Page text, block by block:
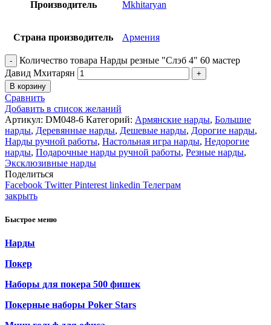
Производитель Mkhitaryan
Страна производитель Армения
Количество товара Нарды резные "Слэб 4" 60 мастер
Давид Мхитарян
В корзину
Сравнить
Добавить в список желаний
Артикул: DM048-6 Категорий: Армянские нарды, Большие
нарды, Деревянные нарды, Дешевые нарды, Дорогие нарды,
Нарды ручной работы, Настольная игра нарды, Недорогие
нарды, Подарочные нарды ручной работы, Резные нарды,
Эксклюзивные нарды
Поделиться
Facebook Twitter Pinterest linkedin Телеграм
закрыть
Быстрое меню
Нарды
Покер
Наборы для покера 500 фишек
Покерные наборы Poker Stars